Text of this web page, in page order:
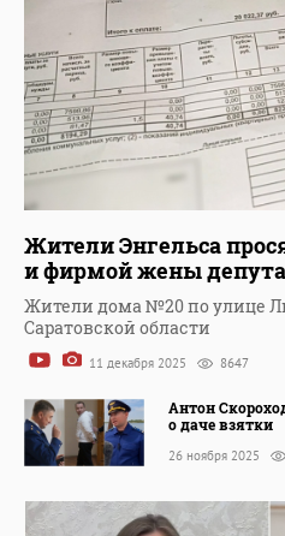
Жители Энгельса
и фирмой жены
Жители дома №20 по улице
Саратовской области
11 декабря 2025 8647
Антон
о даче взятки
26 ноября 2025